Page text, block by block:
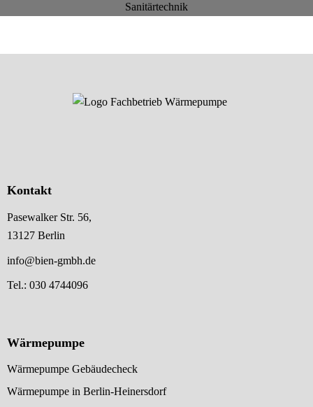
Kontakt
Pasewalker Str. 56,
13127 Berlin
info@bien-gmbh.de
Tel.: 030 4744096
Wärmepumpe
Wärmepumpe Gebäudecheck
Wärmepumpe in Berlin-Heinersdorf